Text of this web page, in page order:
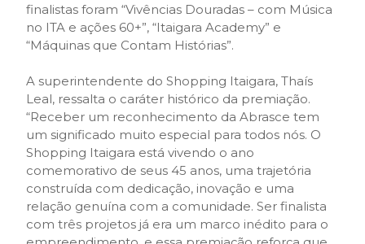
finalistas foram “Vivências Douradas – com Música
no ITA e ações 60+”, “Itaigara Academy” e
“Máquinas que Contam Histórias”.
A superintendente do Shopping Itaigara, Thaís
Leal, ressalta o caráter histórico da premiação.
“Receber um reconhecimento da Abrasce tem
um significado muito especial para todos nós. O
Shopping Itaigara está vivendo o ano
comemorativo de seus 45 anos, uma trajetória
construída com dedicação, inovação e uma
relação genuína com a comunidade. Ser finalista
com três projetos já era um marco inédito para o